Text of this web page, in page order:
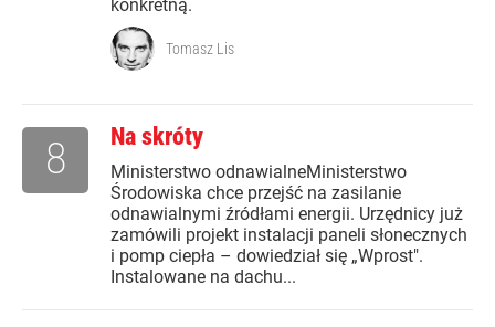
konkretną.
Tomasz Lis
Na skróty
Ministerstwo odnawialneMinisterstwo
Środowiska chce przejść na zasilanie
odnawialnymi źródłami energii. Urzędnicy już
zamówili projekt instalacji paneli słonecznych
i pomp ciepła – dowiedział się „Wprost".
Instalowane na dachu...
8